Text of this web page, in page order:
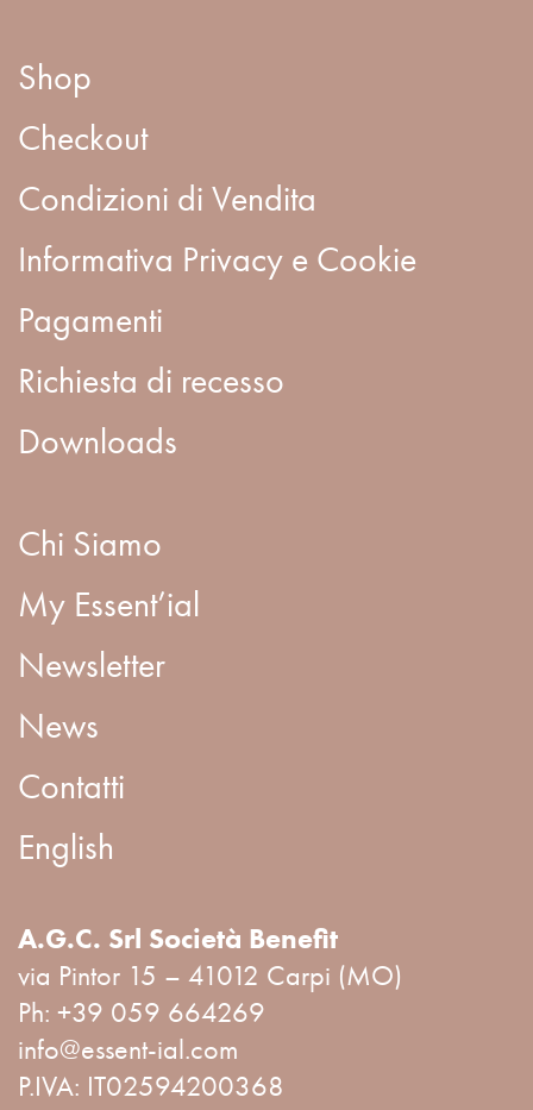
Shop
Checkout
Condizioni di Vendita
Informativa Privacy e Cookie
Pagamenti
Richiesta di recesso
Downloads
Chi Siamo
My Essent’ial
Newsletter
News
Contatti
English
A.G.C. Srl Società Benefit
via Pintor 15 – 41012 Carpi (MO)
Ph: +39 059 664269
info@essent-ial.com
P.IVA: IT02594200368